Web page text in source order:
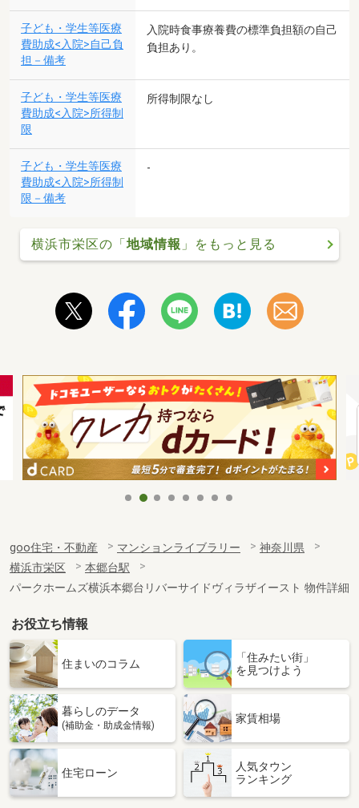
子ども・学生等医療
費助成<入院>自己負
担－備考
入院時食事療養費の標準負担額の自己
負担あり。
子ども・学生等医療
費助成<入院>所得制
限
所得制限なし
子ども・学生等医療
費助成<入院>所得制
限－備考
-
横浜市栄区の「地域情報 」をもっと見る
goo住宅・不動産 マンションライブラリー
神奈川県
横浜市栄区
本郷台駅
パークホームズ横浜本郷台リバーサイドヴィラザイースト 物件詳細
お役立ち情報
住まいのコラム
「住みたい街」
を見つけよう
暮らしのデータ
(補助金・助成金情報)
家賃相場
住宅ローン
人気タウン
ランキング